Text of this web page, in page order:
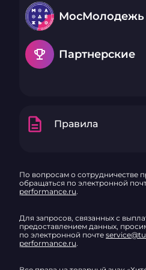
МосМолодежь
emoji_events Партнерские
description Правила
По вопросам о сотрудничестве
обращаться по электронной
performance.ru.
Для запросов, связанных с
предоставлением данных,
по электронной почте
performance.ru.